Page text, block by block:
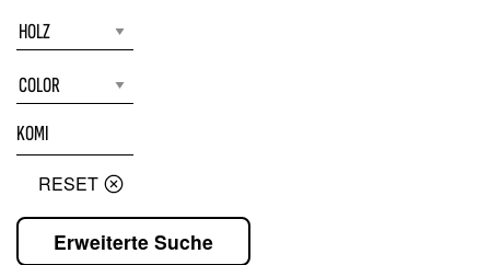
KOMI
RESET
Erweiterte Suche